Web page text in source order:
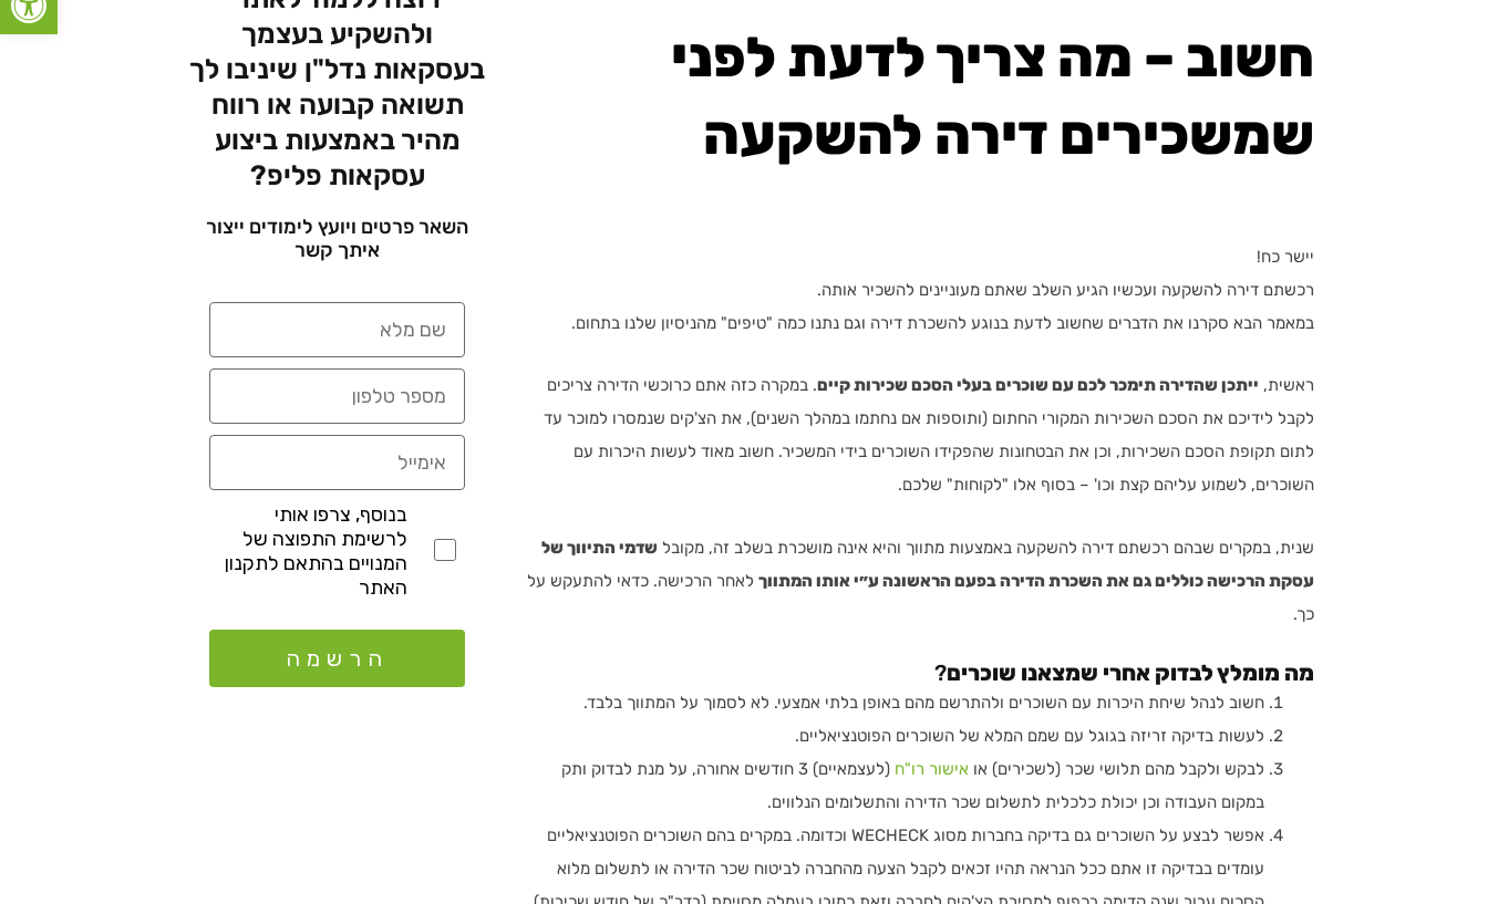
חשוב – מה צריך לדעת לפני
שמשכירים דירה להשקעה
יישר כח!
רכשתם דירה להשקעה ועכשיו הגיע השלב שאתם מעוניינים להשכיר אותה.
במאמר הבא סקרנו את הדברים שחשוב לדעת בנוגע להשכרת דירה וגם נתנו כמה "טיפים" מהניסיון שלנו בתחום.
ראשית, ייתכן שהדירה תימכר לכם עם שוכרים בעלי הסכם שכירות קיים. במקרה כזה אתם כרוכשי הדירה צריכים
לקבל לידיכם את הסכם השכירות המקורי החתום (ותוספות אם נחתמו במהלך השנים), את הצ'קים שנמסרו למוכר עד
לתום תקופת הסכם השכירות, וכן את הבטחונות שהפקידו השוכרים בידי המשכיר. חשוב מאוד לעשות היכרות עם
השוכרים, לשמוע עליהם קצת וכו' – בסוף אלו "לקוחות" שלכם.
שנית, במקרים שבהם רכשתם דירה להשקעה באמצעות מתווך והיא אינה מושכרת בשלב זה, מקובל שדמי התיווך של
עסקת הרכישה כוללים גם את השכרת הדירה בפעם הראשונה ע״י אותו המתווך לאחר הרכישה. כדאי להתעקש על
כך.
מה מומלץ לבדוק אחרי שמצאנו שוכרים?
חשוב לנהל שיחת היכרות עם השוכרים ולהתרשם מהם באופן בלתי אמצעי. לא לסמוך על המתווך בלבד.
לעשות בדיקה זריזה בגוגל עם שמם המלא של השוכרים הפוטנציאליים.
לבקש ולקבל מהם תלושי שכר (לשכירים) או אישור רו"ח
(לעצמאיים) 3 חודשים אחורה, על מנת לבדוק ותק
במקום העבודה וכן יכולת כלכלית לתשלום שכר הדירה והתשלומים הנלווים.
אפשר לבצע על השוכרים גם בדיקה בחברות מסוג WECHECK וכדומה. במקרים בהם השוכרים הפוטנציאליים
עומדים בבדיקה זו אתם ככל הנראה תהיו זכאים לקבל הצעה מהחברה לביטוח שכר הדירה או לתשלום מלוא
ולהשקיע בעצמך
בעסקאות נדל"ן שיניבו לך
תשואה קבועה או רווח
מהיר באמצעות ביצוע
עסקאות פליפ?
השאר פרטים ויועץ לימודים ייצור
איתך קשר
בנוסף, צרפו אותי
לרשימת התפוצה של
המנויים בהתאם לתקנון
האתר
הרשמה